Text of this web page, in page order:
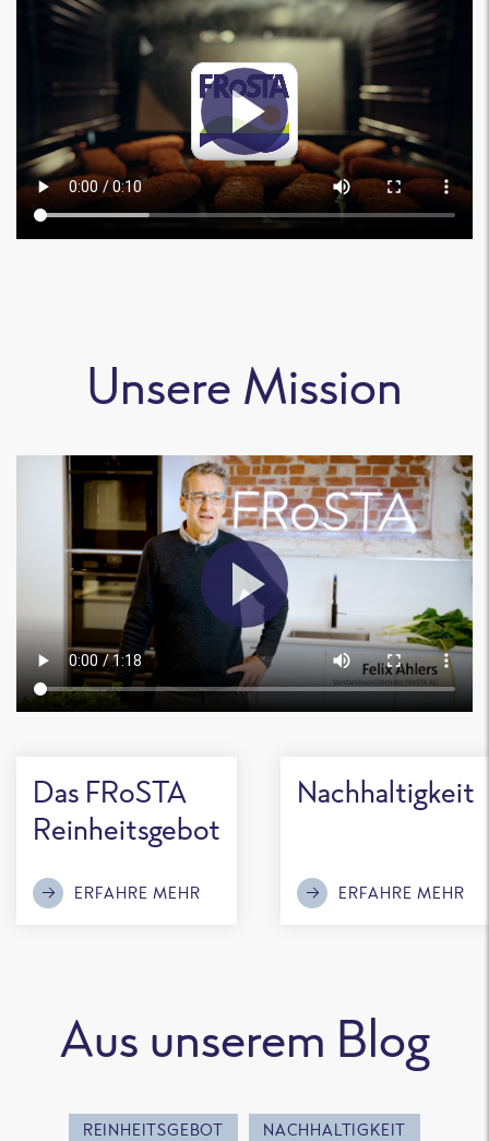
Unsere Mission
Das FRoSTA
Reinheitsgebot
ERFAHRE MEHR
Nachhaltigkeit
ERFAHRE MEHR
Aus unserem Blog
REINHEITSGEBOT NACHHALTIGKEIT